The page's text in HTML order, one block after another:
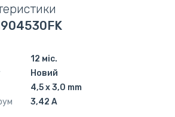
12 міс.
Новий
4,5 x 3,0 mm
3,42 А